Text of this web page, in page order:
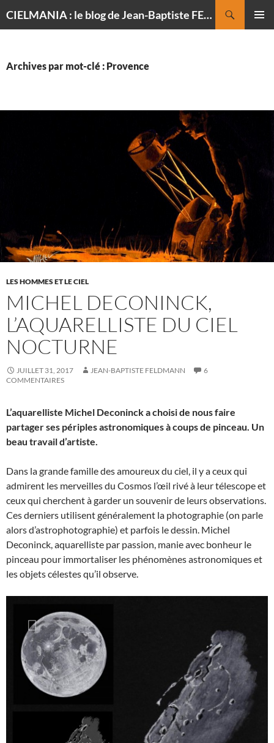
CIELMANIA : le blog de Jean-Baptiste FELDMANN, photographe du ciel
Archives par mot-clé : Provence
LES HOMMES ET LE CIEL
MICHEL DECONINCK,
L’AQUARELLISTE DU CIEL
NOCTURNE
JUILLET 31, 2017 JEAN-BAPTISTE FELDMANN
6
COMMENTAIRES
L’aquarelliste Michel Deconinck a choisi de nous faire
partager ses périples astronomiques à coups de pinceau. Un
beau travail d’artiste.
Dans la grande famille des amoureux du ciel, il y a ceux qui
admirent les merveilles du Cosmos l’œil rivé à leur télescope et
ceux qui cherchent à garder un souvenir de leurs observations.
Ces derniers utilisent généralement la photographie (on parle
alors d’astrophotographie) et parfois le dessin. Michel
Deconinck, aquarelliste par passion, manie avec bonheur le
pinceau pour immortaliser les phénomènes astronomiques et
les objets célestes qu’il observe.